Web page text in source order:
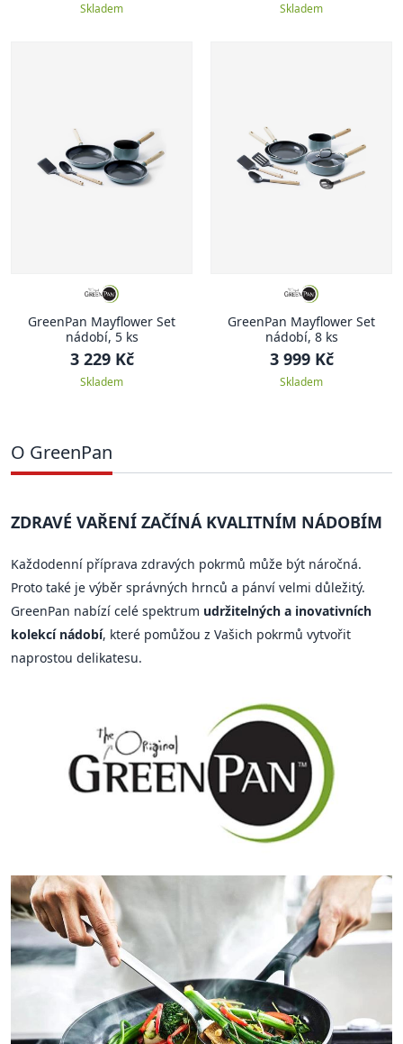
Skladem Skladem
GreenPan Mayflower Set
nádobí, 5 ks
3 229 Kč
Skladem
GreenPan Mayflower Set
nádobí, 8 ks
3 999 Kč
Skladem
O GreenPan
ZDRAVÉ VAŘENÍ ZAČÍNÁ KVALITNÍM NÁDOBÍM
Každodenní příprava zdravých pokrmů může být náročná.
Proto také je výběr správných hrnců a pánví velmi důležitý.
GreenPan nabízí celé spektrum udržitelných a inovativních
kolekcí nádobí, které pomůžou z Vašich pokrmů vytvořit
naprostou delikatesu.